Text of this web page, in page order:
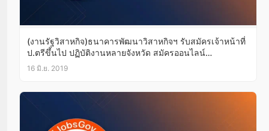
(งานรัฐวิสาหกิจ)ธนาคารพัฒนาวิสาหกิจฯ รับสมัครเจ้าหน้าที่
ป.ตรีขึ้นไป ปฏิบัติงานหลายจังหวัด สมัครออนไลน์
บัดนี้-30มิ.ย.62
16 มิ.ย. 2019